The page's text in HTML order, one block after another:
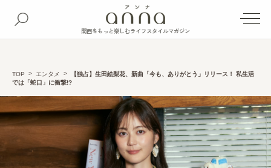
関西をもっと楽しむライフスタイルマガジン
TOP エンタメ
【独占】生田絵梨花、新曲「今も、ありがとう」リリース！ 私生活
では「蛇口」に衝撃!?